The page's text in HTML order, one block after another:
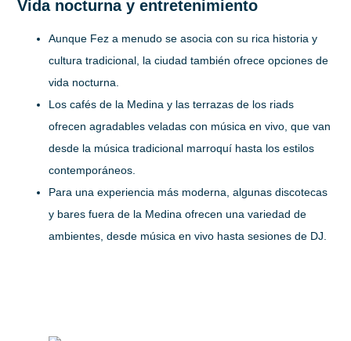
Vida nocturna y entretenimiento
Aunque Fez a menudo se asocia con su rica historia y
cultura tradicional, la ciudad también ofrece opciones de
vida nocturna.
Los cafés de la Medina y las terrazas de los riads
ofrecen agradables veladas con música en vivo, que van
desde la música tradicional marroquí hasta los estilos
contemporáneos.
Para una experiencia más moderna, algunas discotecas
y bares fuera de la Medina ofrecen una variedad de
ambientes, desde música en vivo hasta sesiones de DJ.